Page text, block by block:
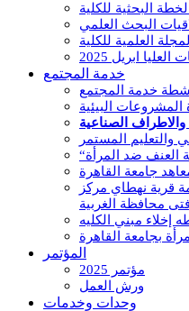
الخطة البحثية للكلية
البحث العلمي
المجلة العلمية للكلية
ابريل 2025
خدمة المجتمع
خدمة المجتمع
المشروعات البيئية
والاطراف الصناعية
والتعليم المستمر
جامعة القاهرة
قرية نهطاي مركز
محافظة الغربية
إخلاء مبني الكليه
بجامعة القاهرة
المؤتمر
مؤتمر 2025
ورش العمل
وحدات وخدمات